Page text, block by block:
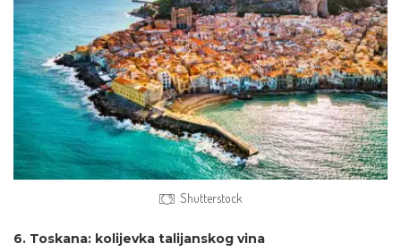
Shutterstock
6. Toskana: kolijevka talijanskog vina